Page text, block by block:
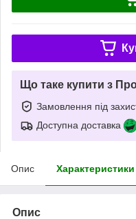
Що таке купити з
Замовлення під
Доступна доставка
Опис Характеристики
Опис